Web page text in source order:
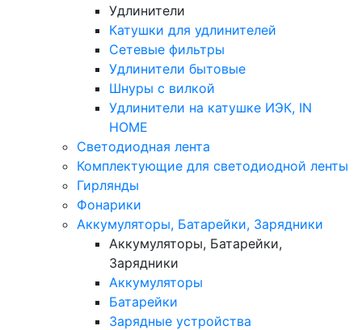
Удлинители
Катушки для удлинителей
Сетевые фильтры
Удлинители бытовые
Шнуры с вилкой
Удлинители на катушке ИЭК, IN
HOME
Светодиодная лента
Комплектующие для светодиодной ленты
Гирлянды
Фонарики
Аккумуляторы, Батарейки, Зарядники
Аккумуляторы, Батарейки,
Зарядники
Аккумуляторы
Батарейки
Зарядные устройства